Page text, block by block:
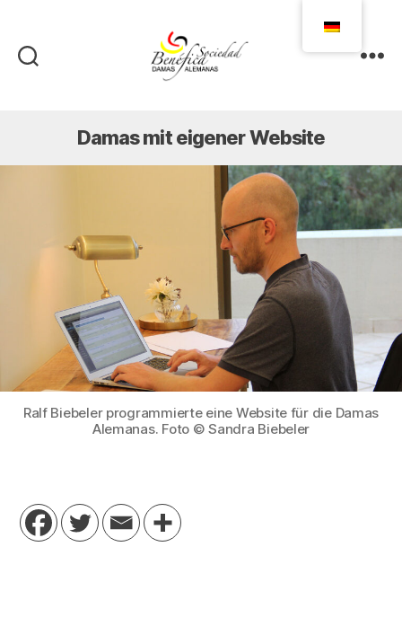
Ecuador
Damas mit eigener Website
Ralf Biebeler programmierte eine Website für die Damas
Alemanas. Foto © Sandra Biebeler